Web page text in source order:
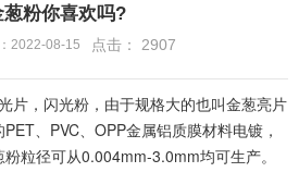
葱粉你喜欢吗?
2022-08-15 点击： 2907
片 ， 闪光粉 ， 由于规格大的也叫金葱亮片
PET PVC OPP金属铝质膜材料电镀 ，
粉粒径可从0.004mm-3.0mm均可生产。